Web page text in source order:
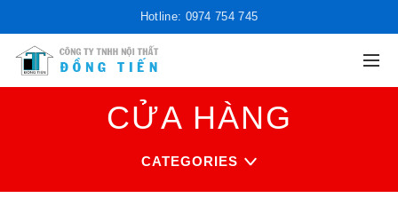
Hotline: 0974 754 745
CỬA HÀNG
CATEGORIES